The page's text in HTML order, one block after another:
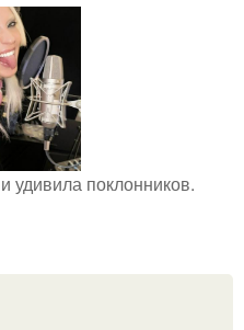
удивила поклонников.